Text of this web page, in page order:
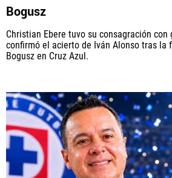
QUIENES SOMOS | STAFF | CONTACTO
Este portal es una sección especial
el sitio oficialhaz click aquí
Términos y Condiciones
Políticas de
Política Editorial
Ad Choices
Bogusz
Christian Ebere tuvo su consagración
confirmó el acierto de Iván Alonso tras la
Bogusz en Cruz Azul.